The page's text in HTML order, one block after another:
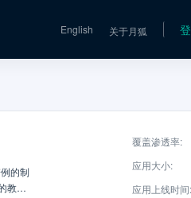
English 关于月狐
的制
教学
覆盖渗透率:
应用大小:
应用上线时间: